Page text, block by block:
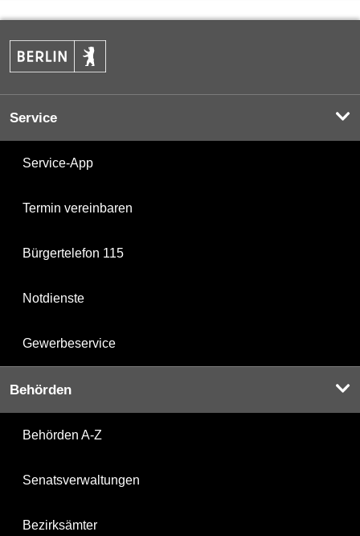
Service
Service-App
Termin vereinbaren
Bürgertelefon 115
Notdienste
Gewerbeservice
Behörden
Behörden A-Z
Senatsverwaltungen
Bezirksämter